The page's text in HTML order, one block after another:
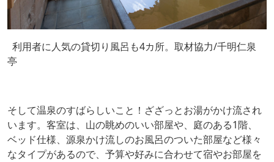
利用者に人気の貸切り風呂も4カ所。取材協力/千明仁泉
亭
そして温泉のすばらしいこと！ざざっとお湯がかけ流され
います。客室は、山の眺めのいい部屋や、庭のある1階、
ベッド仕様、源泉かけ流しのお風呂のついた部屋など様々
なタイプがあるので、予算や好みに合わせて宿やお部屋を